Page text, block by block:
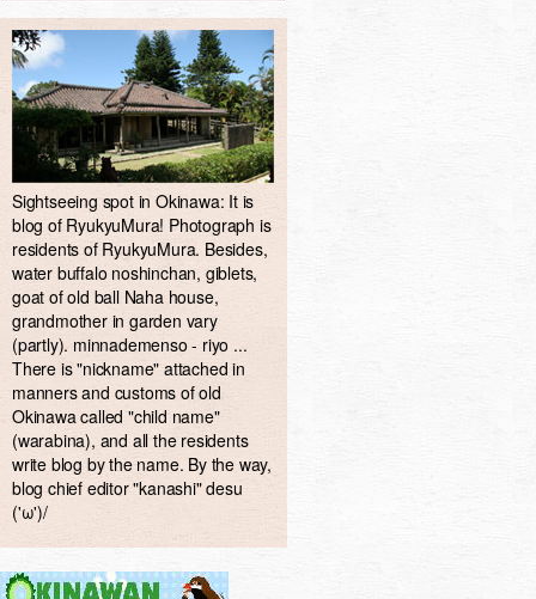
Sightseeing spot in Okinawa: It is
blog of RyukyuMura! Photograph is
residents of RyukyuMura. Besides,
water buffalo noshinchan, giblets,
goat of old ball Naha house,
grandmother in garden vary
(partly). minnademenso - riyo ...
There is "nickname" attached in
manners and customs of old
Okinawa called "child name"
(warabina), and all the residents
write blog by the name. By the way,
blog chief editor "kanashi" desu
('ω')/